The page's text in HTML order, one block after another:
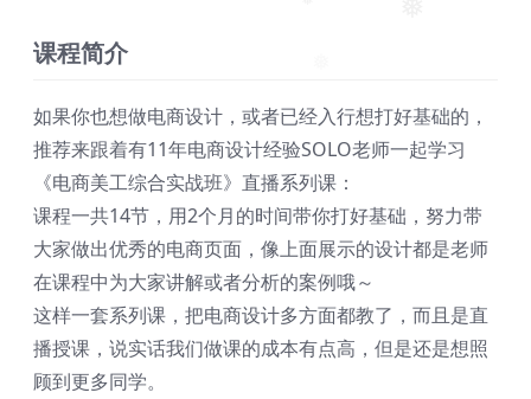
课程简介
如果你也想做电商设计，或者已经入行想打好基础的，
推荐来跟着有11年电商设计经验SOLO老师一起学习
《电商美工综合实战班》直播系列课：
课程一共14节，用2个月的时间带你打好基础，努力带
大家做出优秀的电商页面，像上面展示的设计都是老师
在课程中为大家讲解或者分析的案例哦～
这样一套系列课，把电商设计多方面都教了，而且是直
播授课，说实话我们做课的成本有点高，但是还是想照
顾到更多同学。